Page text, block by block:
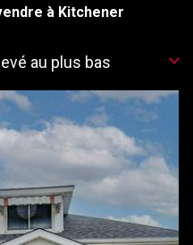
à Kitchener
au plus bas